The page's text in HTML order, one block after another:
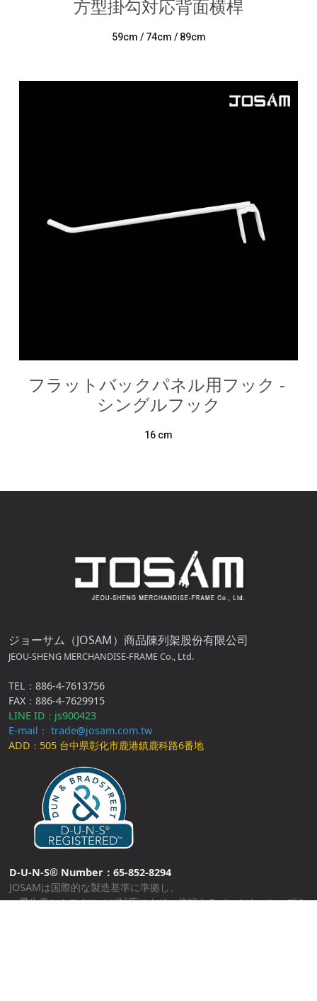
方型掛勾対応背面横桿
59cm / 74cm / 89cm
フラットバックパネル用フック -
シングルフック
16 cm
ジョーサム（JOSAM）商品陳列架股份有限公司
JEOU-SHENG MERCHANDISE-FRAME Co., Ltd.
TEL：886-4-7613756
FAX：886-4-7629915
LINE ID ： js900423
E-mail： trade@josam.com.tw
ADD ： 505 台中県彰化市鹿港鎮鹿科路6番地
D-U-N-S® Number：65-852-8294
JOSAMは国際的な製造基準に準拠し、
一貫生産とカスタマイズ対応により、信頼あるパートナーシップを